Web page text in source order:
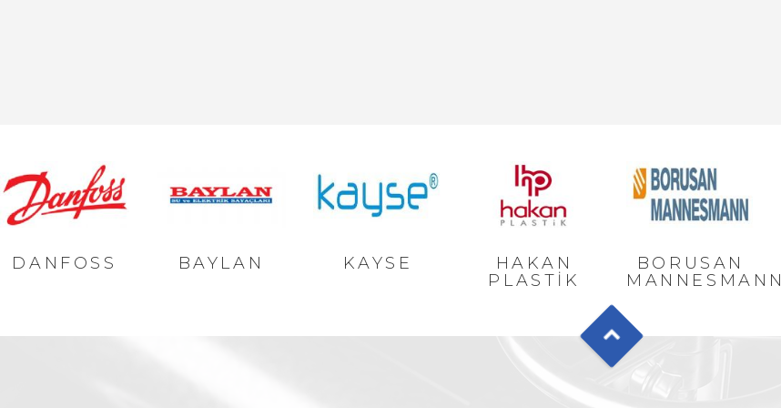
DANFOSS BAYLAN KAYSE
HAKAN
PLASTİK
BORUSAN
MANNESMANN